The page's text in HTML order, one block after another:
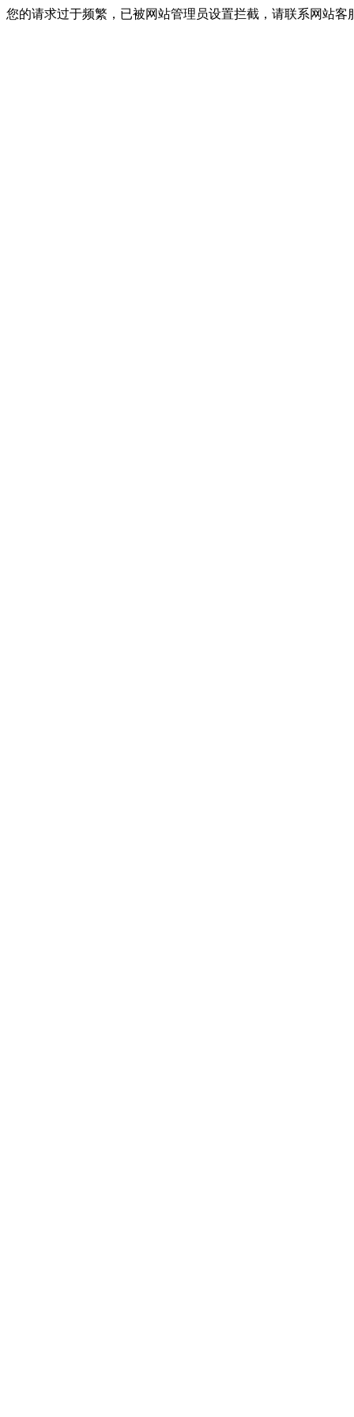
您的请求过于频繁，已被网站管理员设置拦截，请联系网站客